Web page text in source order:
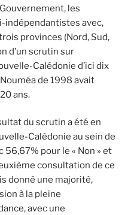
les
indépendantistes avec,
provinces (Nord, Sud,
d’un scrutin sur
Calédonie d’ici dix
de 1998 avait
ans.
du scrutin a été en
Calédonie au sein de
56,67% pour le « Non » et
consultation de ce
donné une majorité,
à la pleine
avec une